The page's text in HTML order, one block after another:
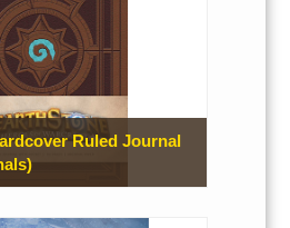
Ruled Journal